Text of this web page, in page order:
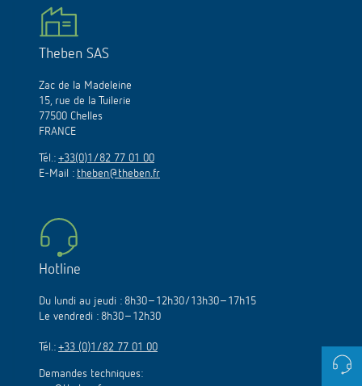
Theben SAS
Zac de la Madeleine
15, rue de la Tuilerie
77500 Chelles
FRANCE
Tél.: +33(0)1/82 77 01 00
E-Mail : theben@theben.fr
Hotline
Du lundi au jeudi : 8h30–12h30/13h30–17h15
Le vendredi : 8h30–12h30
Tél.: +33 (0)1/82 77 01 00
Demandes techniques: